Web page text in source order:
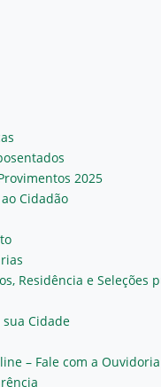
2025
Cidadão
Residência e Seleções
sua Cidade
– Fale com a Ouvidoria